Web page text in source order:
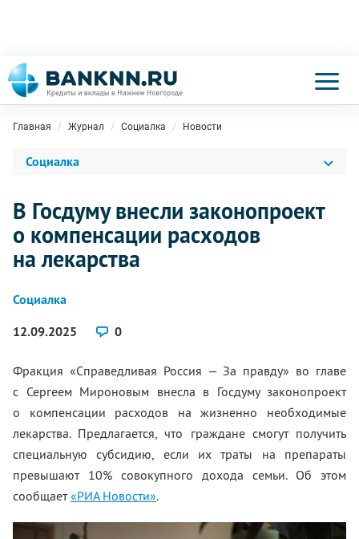
Главная Журнал Социалка Новости
Социалка
В Госдуму внесли законопроект
о компенсации расходов
на лекарства
Социалка
12.09.2025
0
Фракция «Справедливая Россия — За правду» во главе
с Сергеем Мироновым внесла в Госдуму законопроект
о компенсации расходов на жизненно необходимые
лекарства. Предлагается, что граждане смогут получить
специальную субсидию, если их траты на препараты
превышают 10% совокупного дохода семьи. Об этом
сообщает«РИА Новости».